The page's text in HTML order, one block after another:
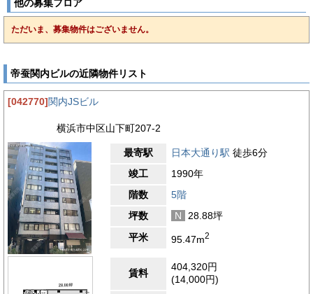
と有人警備の併用により、安全性を高めています。貸室は24時
間利用可能で、使用時間の制限がなく、フレキシブルな働き方に
貸室内のレイアウト効率が向上しています。基準階の天井高は
2,600mmと開放感があり、充実した設備を備えた賃貸オフィス
【周辺ガイド】
帝蚕関内ビルが位置する横浜市中区山下町は、ビジネスと歴史が
融合した魅力的なエリアです。周辺にはオフィスビルが立ち並
び、落ち着いたビジネス環境が広がっています。最寄りのJR根
岸線「石川町駅」や「関内駅」、みなとみらい線「日本大通り
駅」まで徒歩圏内で、複数路線が利用できる利便性の高い立地で
す。徒歩圏内には横浜地方裁判所や横浜税関があり、法律・行政
関連の業務を行う企業にとって便利な環境です。また、みずほ銀
行や三菱UFJ銀行といった金融機関も近く、スムーズな取引が可
能です。ランチや接待に適した飲食店も充実しており、横浜中華
街が徒歩圏内にあるため、多彩なグルメを楽しめます。日本大通
りや馬車道エリアにはカフェやレストランが点在し、ビジネスシ
ーンに適した落ち着いた雰囲気の店も豊富です。また、周辺には
横浜スタジアムや山下公園があり、仕事の合間のリフレッシュや
他の募集フロア
ただいま、募集物件はございません。
帝蚕関内ビルの近隣物件リスト
[042770]関内JSビル
横浜市中区山下町207-2
最寄駅 日本大通り駅 徒歩6分
竣工
1990年
階数
5階
坪数
N
28.88坪
平米
95.47m2
賃料
404,320円
(14,000円)